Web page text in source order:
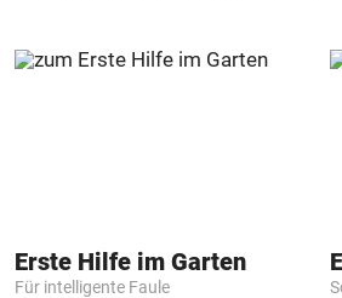
Erste Hilfe im Garten
Für intelligente Faule